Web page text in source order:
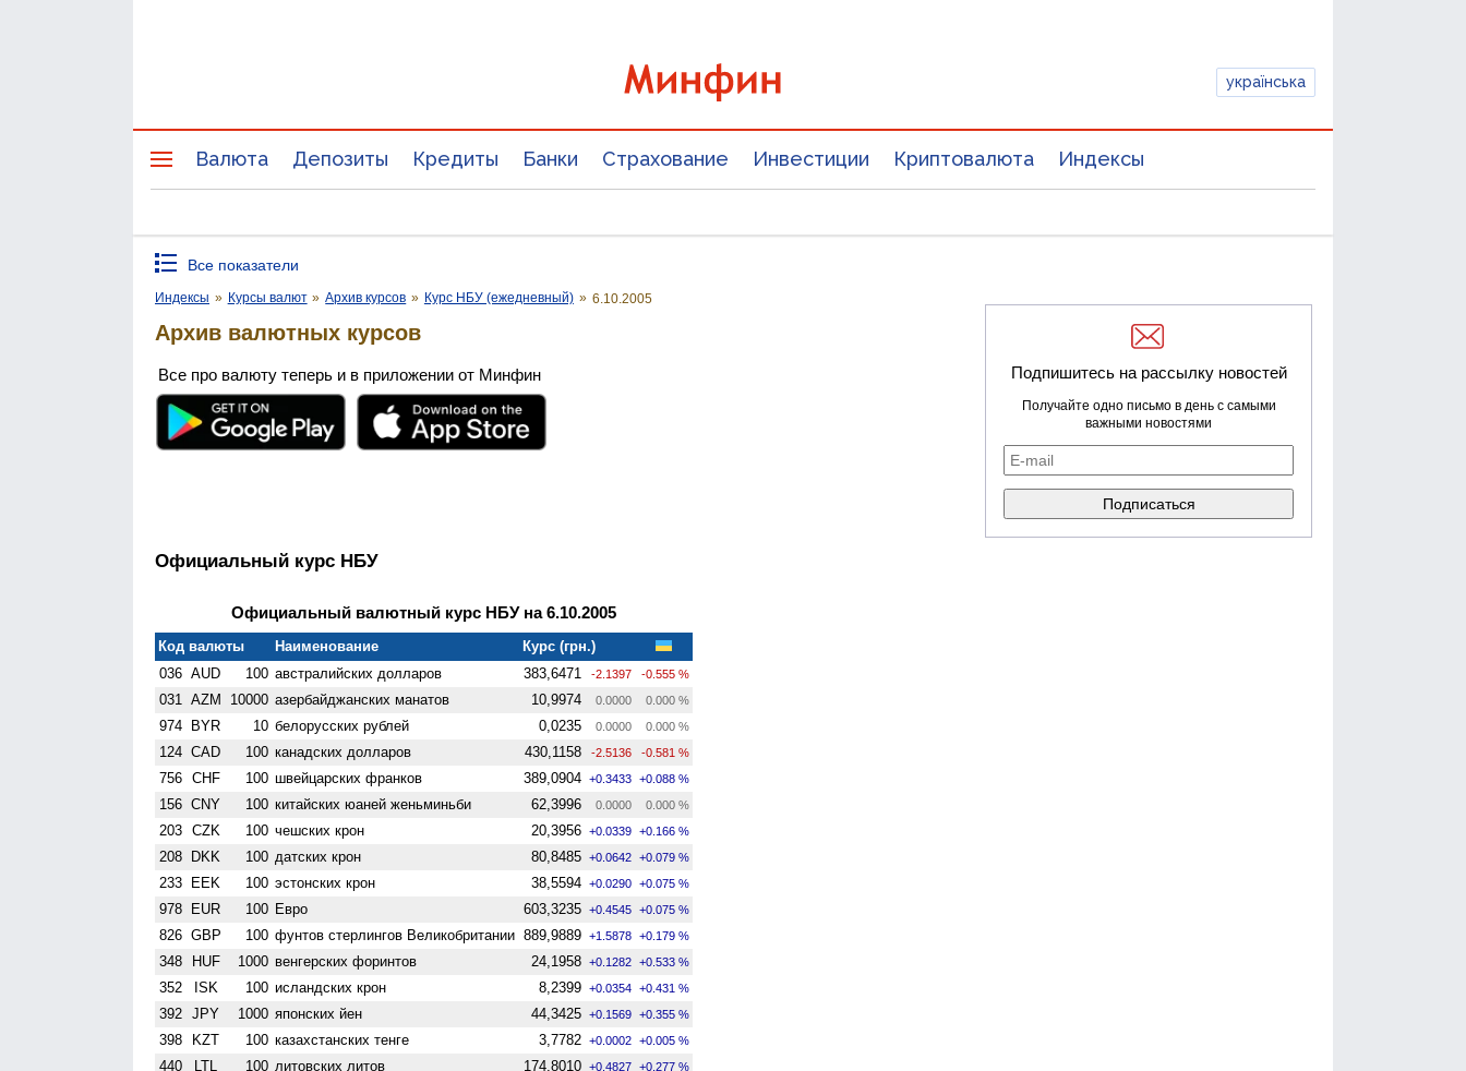
українська
Валюта Депозиты Кредиты Банки Страхование Инвестиции Криптовалюта Индексы
Все показатели
Индексы » Курсы валют » Архив курсов » Курс НБУ (ежедневный) » 6.10.2005
Архив валютных курсов
Все про валюту теперь и в приложении от Минфин
Официальный курс НБУ
Официальный валютный курс НБУ на 6.10.2005
Код валюты Наименование
Курс (грн.)
036 AUD 100 австралийских долларов 383,6471 -2.1397 -0.555 %
031 AZM 10000 азербайджанских манатов 10,9974 0.0000 0.000 %
974 BYR 10 белорусских рублей 0,0235 0.0000 0.000 %
124 CAD 100 канадских долларов 430,1158 -2.5136 -0.581 %
756 CHF 100 швейцарских франков 389,0904 +0.3433 +0.088 %
156 CNY 100 китайских юаней женьминьби 62,3996 0.0000 0.000 %
203 CZK 100 чешских крон 20,3956 +0.0339 +0.166 %
208 DKK 100 датских крон 80,8485 +0.0642 +0.079 %
233 EEK 100 эстонских крон 38,5594 +0.0290 +0.075 %
978 EUR 100 Евро 603,3235 +0.4545 +0.075 %
826 GBP 100 фунтов стерлингов Велико­британии 889,9889 +1.5878 +0.179 %
348 HUF 1000 венгерских форинтов 24,1958 +0.1282 +0.533 %
352 ISK 100 исландских крон 8,2399 +0.0354 +0.431 %
392 JPY 1000 японских йен 44,3425 +0.1569 +0.355 %
398 KZT 100 казахстанских тенге 3,7782 +0.0002 +0.005 %
440 LTL 100 литовских литов 174,8010 +0.4827 +0.277 %
Подпишитесь на рассылку новостей
Получайте одно письмо в день с самыми
важными новостями